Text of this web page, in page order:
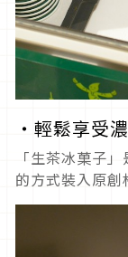
・輕鬆享受
「生茶冰菓子
的方式裝入原創